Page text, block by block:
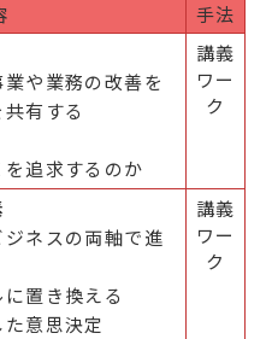
手法
業や業務の改善を
有する
を追求するのか
講義
ワー
ク
ジネスの両軸で進
に置き換える
た意思決定
講義
ワー
ク